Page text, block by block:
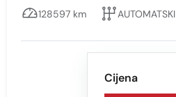
CRNA-S EFEKTOM
128597 km
AUTOMATSKI
Cijena